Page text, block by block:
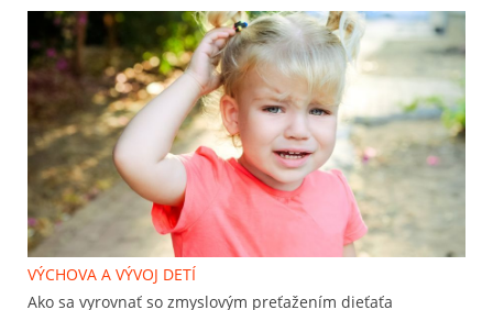
VÝCHOVA A VÝVOJ DETÍ
Ako sa vyrovnať so zmyslovým preťažením dieťaťa